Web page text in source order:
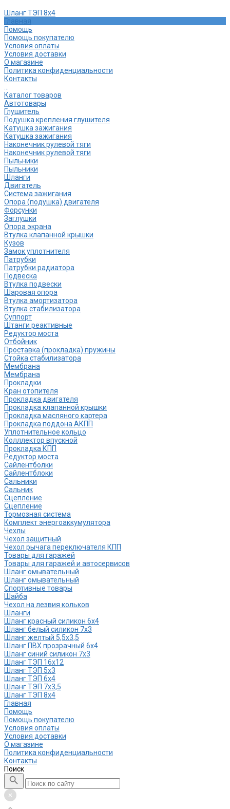
Шланг ТЭП 8х4
Главная
Помощь
Помощь покупателю
Условия оплаты
Условия доставки
О магазине
Политика конфиденциальности
Контакты
...
Каталог товаров
Автотовары
Глушитель
Подушка крепления глушителя
Катушка зажигания
Катушка зажигания
Наконечник рулевой тяги
Наконечник рулевой тяги
Пыльники
Пыльники
Шланги
Двигатель
Система зажигания
Опора (подушка) двигателя
Форсунки
Заглушки
Опора экрана
Втулка клапанной крышки
Кузов
Замок уплотнителя
Патрубки
Патрубки радиатора
Подвеска
Втулка подвески
Шаровая опора
Втулка амортизатора
Втулка стабилизатора
Cуппорт
Штанги реактивные
Редуктор моста
Отбойник
Проставка (прокладка) пружины
Стойка стабилизатора
Мембрана
Мембрана
Прокладки
Кран отопителя
Прокладка двигателя
Прокладка клапанной крышки
Прокладка масляного картера
Прокладка поддона АКПП
Уплотнительное кольцо
Колллектор впускной
Прокладка КПП
Редуктор моста
Сайлентболки
Сайлентблоки
Сальники
Сальник
Сцепление
Сцепление
Тормозная система
Комплект энергоаккумулятора
Чехлы
Чехол защитный
Чехол рычага переключателя КПП
Товары для гаражей
Товары для гаражей и автосервисов
Шланг омывательный
Шланг омывательный
Спортивные товары
Шайба
Чехол на лезвия кольков
Шланги
Шланг красный силикон 6х4
Шланг белый силикон 7х3
Шланг желтый 5,5х3,5
Шланг ПВХ прозрачный 6х4
Шланг синий силикон 7х3
Шланг ТЭП 16х12
Шланг ТЭП 5х3
Шланг ТЭП 6х4
Шланг ТЭП 7х3,5
Шланг ТЭП 8х4
Главная
Помощь
Помощь покупателю
Условия оплаты
Условия доставки
О магазине
Политика конфиденциальности
Контакты
Поиск